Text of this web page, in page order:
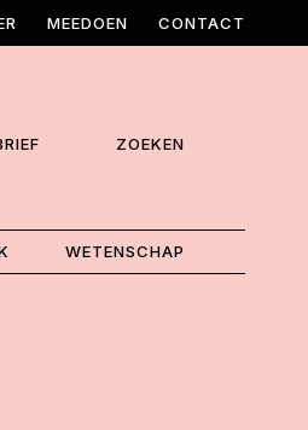
MEEDOEN CONTACT
ZOEKEN
WETENSCHAP